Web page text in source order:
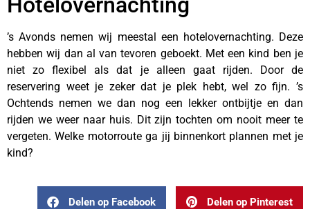
’s Avonds nemen wij meestal een hotelovernachting. Deze
hebben wij dan al van tevoren geboekt. Met een kind ben je
niet zo flexibel als dat je alleen gaat rijden. Door de
reservering weet je zeker dat je plek hebt, wel zo fijn. ’s
Ochtends nemen we dan nog een lekker ontbijtje en dan
rijden we weer naar huis. Dit zijn tochten om nooit meer te
vergeten. Welke motorroute ga jij binnenkort plannen met je
kind?
Delen op Facebook Delen op Pinterest